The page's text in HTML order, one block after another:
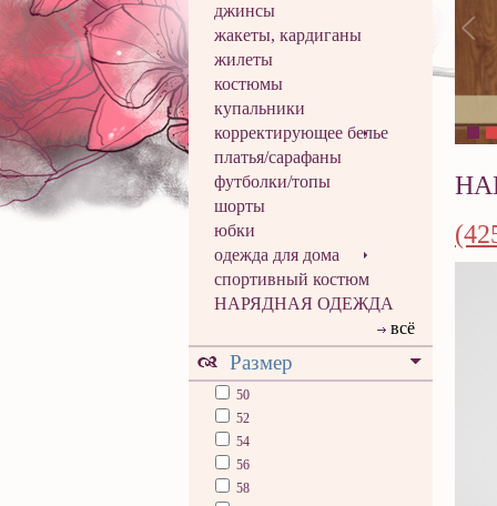
джинсы
жакеты, кардиганы
жилеты
костюмы
купальники
корректирующее белье
платья/сарафаны
футболки/топы
шорты
юбки
одежда для дома
спортивный костюм
НАРЯДНАЯ ОДЕЖДА
всё
Размер
50
52
54
56
58